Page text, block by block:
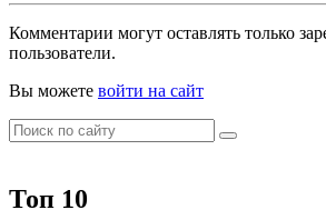
Комментарии могут оставлять только
пользователи.
Вы можете войти на сайт
Топ 10